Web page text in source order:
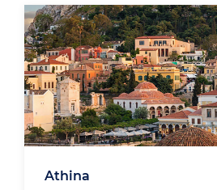
Athina